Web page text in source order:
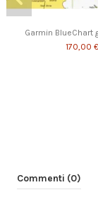
Garmin BlueChart
170,00 €
Commenti (0)